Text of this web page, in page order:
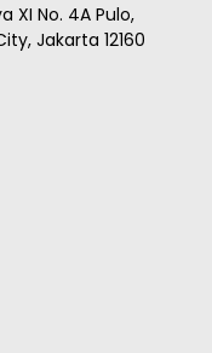
XI No. 4A Pulo,
Jakarta 12160